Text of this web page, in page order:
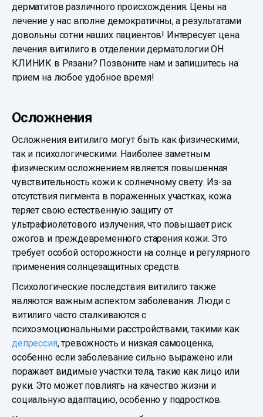
дерматитов различного происхождения. Цены на
лечение у нас вполне демократичны, а результатами
довольны сотни наших пациентов! Интересует цена
лечения витилиго в отделении дерматологии ОН
КЛИНИК в Рязани? Позвоните нам и запишитесь на
прием на любое удобное время!
Осложнения
Осложнения витилиго могут быть как физическими,
так и психологическими. Наиболее заметным
физическим осложнением является повышенная
чувствительность кожи к солнечному свету. Из-за
отсутствия пигмента в пораженных участках, кожа
теряет свою естественную защиту от
ультрафиолетового излучения, что повышает риск
ожогов и преждевременного старения кожи. Это
требует особой осторожности на солнце и регулярного
применения солнцезащитных средств.
Психологические последствия витилиго также
являются важным аспектом заболевания. Люди с
витилиго часто сталкиваются с
психоэмоциональными расстройствами, такими как
депрессия, тревожность и низкая самооценка,
особенно если заболевание сильно выражено или
поражает видимые участки тела, такие как лицо или
руки. Это может повлиять на качество жизни и
социальную адаптацию, особенно у подростков.